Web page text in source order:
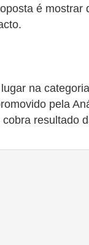
é
na
pela
resultado